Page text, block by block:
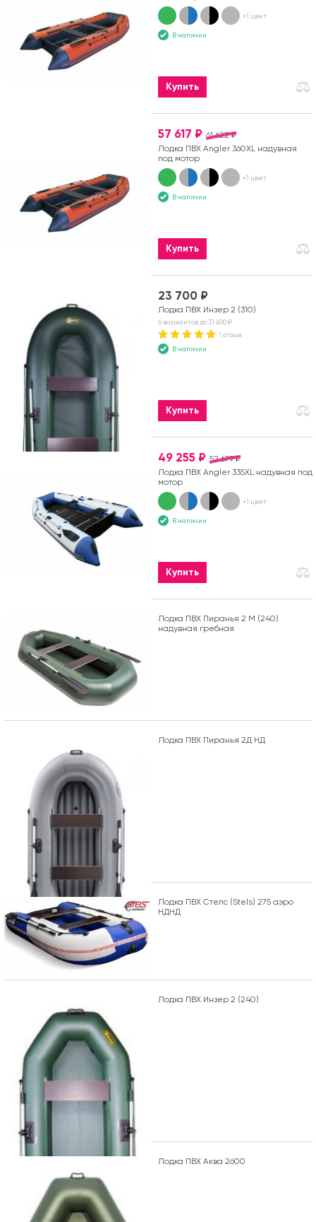
+1 цвет
В наличии
Купить
61 622 ₽
57 617 ₽
Лодка ПВХ Angler 360XL надувная
под мотор
+1 цвет
В наличии
Купить
23 700 ₽
Лодка ПВХ Инзер 2 (310)
6 вариантов до 31 600 ₽
1 отзыв
В наличии
Купить
52 679 ₽
49 255 ₽
Лодка ПВХ Angler 335XL надувная под
мотор
+1 цвет
В наличии
Купить
Лодка ПВХ Пиранья 2 М (240)
надувная гребная
Лодка ПВХ Пиранья 2Д НД
Лодка ПВХ Стелс (Stels) 275 аэро
НДНД
Лодка ПВХ Инзер 2 (240)
Лодка ПВХ Аква 2600